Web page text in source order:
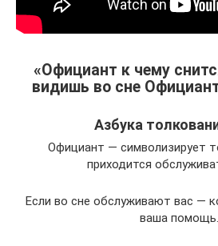
«Официант к чему
видишь во сне
Азбука
Официант — символизирует
приходится
Если во сне обслуживают вас —
ваша помощь.